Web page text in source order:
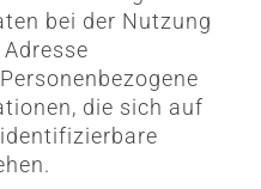
bei der Nutzung
die sich auf